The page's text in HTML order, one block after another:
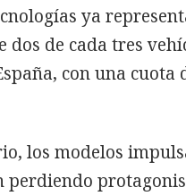
ya
dos de cada tres
con una cuota
los modelos
perdiendo